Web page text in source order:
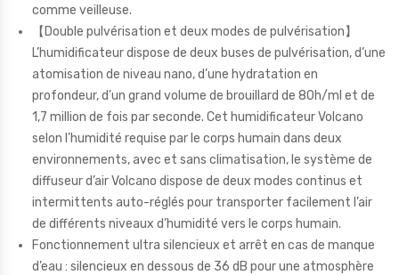
comme veilleuse.
【Double pulvérisation et deux modes de pulvérisation】
L’humidificateur dispose de deux buses de pulvérisation, d’une
atomisation de niveau nano, d’une hydratation en
profondeur, d’un grand volume de brouillard de 80h/ml et de
1,7 million de fois par seconde. Cet humidificateur Volcano
selon l’humidité requise par le corps humain dans deux
environnements, avec et sans climatisation, le système de
diffuseur d’air Volcano dispose de deux modes continus et
intermittents auto-réglés pour transporter facilement l’air
de différents niveaux d’humidité vers le corps humain.
Fonctionnement ultra silencieux et arrêt en cas de manque
d’eau : silencieux en dessous de 36 dB pour une atmosphère